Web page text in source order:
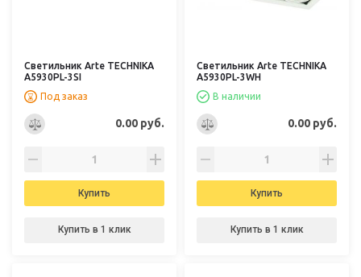
Светильник Arte TECHNIKA
A5930PL-3SI
Под заказ
0.00 руб.
Купить
Купить в 1 клик
Светильник Arte TECHNIKA
A5930PL-3WH
В наличии
0.00 руб.
Купить
Купить в 1 клик